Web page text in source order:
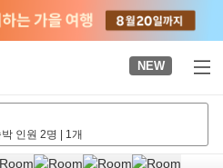
NEW
박 인원 2명 | 1개